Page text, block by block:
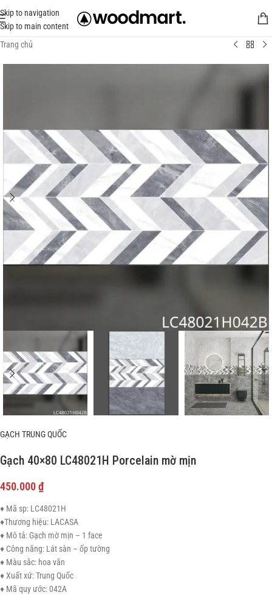
Skip to navigation
Skip to main content
Trang chủ
GẠCH TRUNG QUỐC
Gạch 40×80 LC48021H Porcelain mờ mịn
450.000₫
♦ Mã sp: LC48021H
♦Thương hiệu: LACASA
♦ Mô tả: Gạch mờ mịn – 1 face
♦ Công năng: Lát sàn – ốp tường
♦ Màu sắc: hoa văn
♦ Xuất xứ: Trung Quốc
♦ Mã quy ước: 042A